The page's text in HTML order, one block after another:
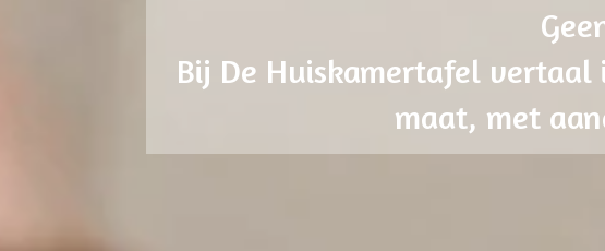
Bij De Huiskamertafel
maat, met